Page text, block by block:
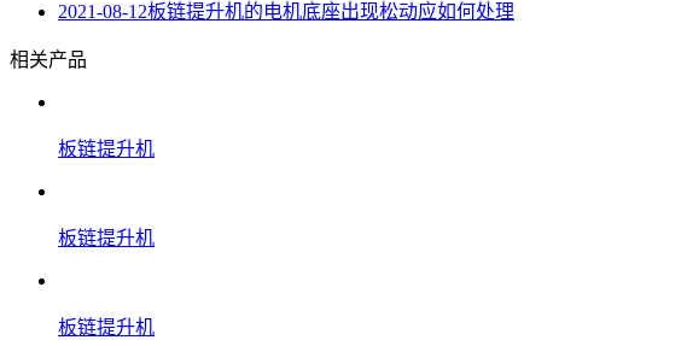
2021-08-12板链提升机的电机底座出现松动应如何处理
相关产品
板链提升机
板链提升机
板链提升机